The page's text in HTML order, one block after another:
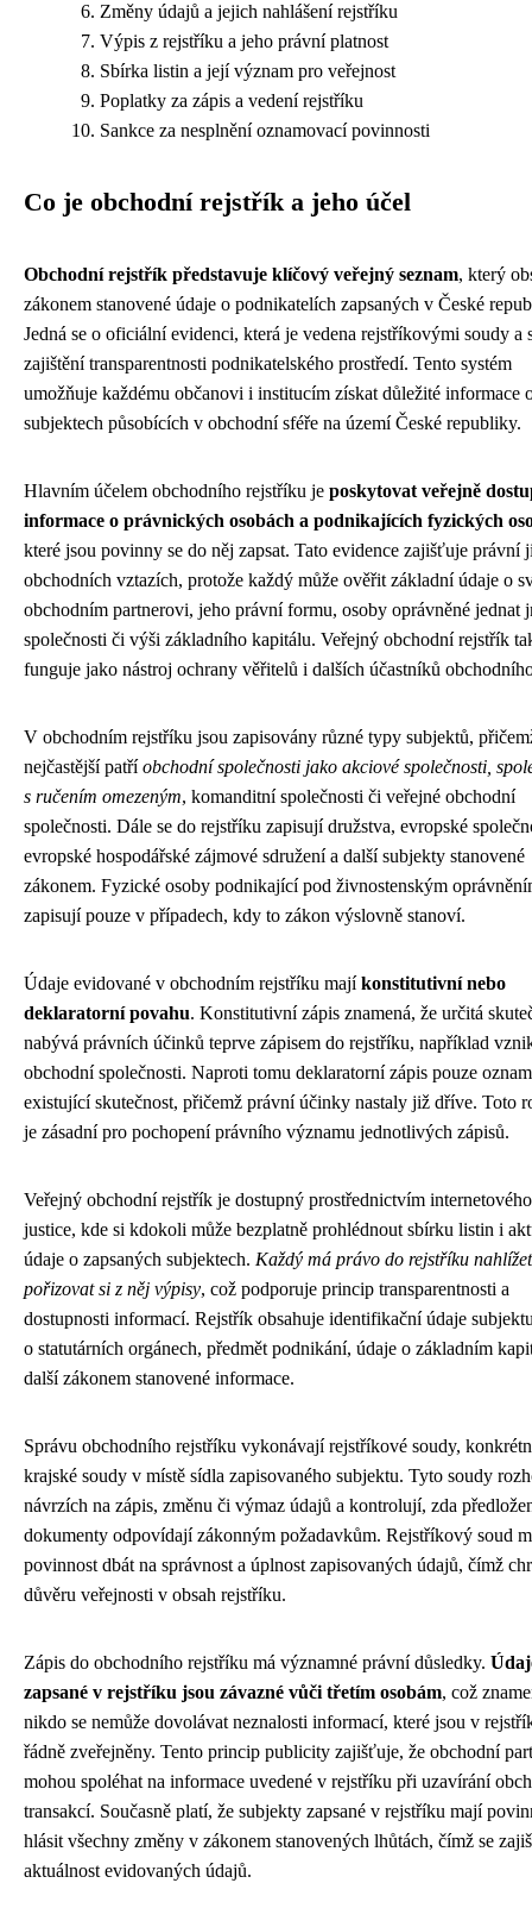
Změny údajů a jejich nahlášení rejstříku
Výpis z rejstříku a jeho právní platnost
Sbírka listin a její význam pro veřejnost
Poplatky za zápis a vedení rejstříku
Sankce za nesplnění oznamovací povinnosti
Co je obchodní rejstřík a jeho účel
Obchodní rejstřík představuje klíčový veřejný seznam, který
zákonem stanovené údaje o podnikatelích zapsaných v České
Jedná se o oficiální evidenci, která je vedena rejstříkovými soudy a
zajištění transparentnosti podnikatelského prostředí. Tento systém
umožňuje každému občanovi i institucím získat důležité informace
subjektech působících v obchodní sféře na území České republiky.
Hlavním účelem obchodního rejstříku je poskytovat veřejně
informace o právnických osobách a podnikajících fyzických
které jsou povinny se do něj zapsat. Tato evidence zajišťuje právní
obchodních vztazích, protože každý může ověřit základní údaje o
obchodním partnerovi, jeho právní formu, osoby oprávněné jednat
společnosti či výši základního kapitálu. Veřejný obchodní rejstřík
funguje jako nástroj ochrany věřitelů i dalších účastníků
V obchodním rejstříku jsou zapisovány různé typy subjektů,
nejčastější patříobchodní společnosti jako akciové společnosti,
s ručením omezeným, komanditní společnosti či veřejné obchodní
společnosti. Dále se do rejstříku zapisují družstva, evropské
evropské hospodářské zájmové sdružení a další subjekty stanovené
zákonem. Fyzické osoby podnikající pod živnostenským
zapisují pouze v případech, kdy to zákon výslovně stanoví.
Údaje evidované v obchodním rejstříku majíkonstitutivní nebo
deklaratorní povahu. Konstitutivní zápis znamená, že určitá
nabývá právních účinků teprve zápisem do rejstříku, například
obchodní společnosti. Naproti tomu deklaratorní zápis pouze
existující skutečnost, přičemž právní účinky nastaly již dříve. Toto
je zásadní pro pochopení právního významu jednotlivých zápisů.
Veřejný obchodní rejstřík je dostupný prostřednictvím
justice, kde si kdokoli může bezplatně prohlédnout sbírku listin i
údaje o zapsaných subjektech. Každý má právo do rejstříku
pořizovat si z něj výpisy, což podporuje princip transparentnosti a
dostupnosti informací. Rejstřík obsahuje identifikační údaje
o statutárních orgánech, předmět podnikání, údaje o základním
další zákonem stanovené informace.
Správu obchodního rejstříku vykonávají rejstříkové soudy,
krajské soudy v místě sídla zapisovaného subjektu. Tyto soudy
návrzích na zápis, změnu či výmaz údajů a kontrolují, zda
dokumenty odpovídají zákonným požadavkům. Rejstříkový soud
povinnost dbát na správnost a úplnost zapisovaných údajů, čímž
důvěru veřejnosti v obsah rejstříku.
Zápis do obchodního rejstříku má významné právní důsledky.
zapsané v rejstříku jsou závazné vůči třetím osobám, což
nikdo se nemůže dovolávat neznalosti informací, které jsou v
řádně zveřejněny. Tento princip publicity zajišťuje, že obchodní
mohou spoléhat na informace uvedené v rejstříku při uzavírání
transakcí. Současně platí, že subjekty zapsané v rejstříku mají
hlásit všechny změny v zákonem stanovených lhůtách, čímž se
aktuálnost evidovaných údajů.